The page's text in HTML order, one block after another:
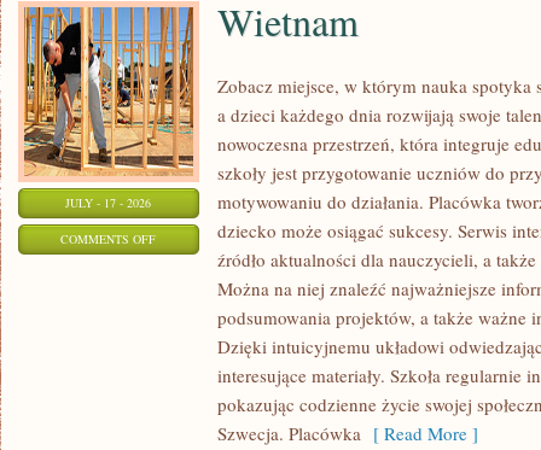
JULY - 17 - 2026
COMMENTS OFFON
Wietnam
Zobacz miejsce, w którym nauka spotyka
a dzieci każdego dnia rozwijają swoje
nowoczesna przestrzeń, która integruje
szkoły jest przygotowanie uczniów do
motywowaniu do działania. Placówka
dziecko może osiągać sukcesy. Serwis
źródło aktualności dla nauczycieli, a
Można na niej znaleźć najważniejsze
podsumowania projektów, a także ważne
Dzięki intuicyjnemu układowi
interesujące materiały. Szkoła regularnie
pokazując codzienne życie swojej
Szwecja. Placówka [ Read More ]